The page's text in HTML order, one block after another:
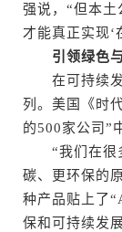
强说，“但本土
才能真正实现‘
引领绿色与
在可持续发
列。美国《时
的500家公司”
“我们在很多
碳、更环保的
种产品贴上了
保和可持续发